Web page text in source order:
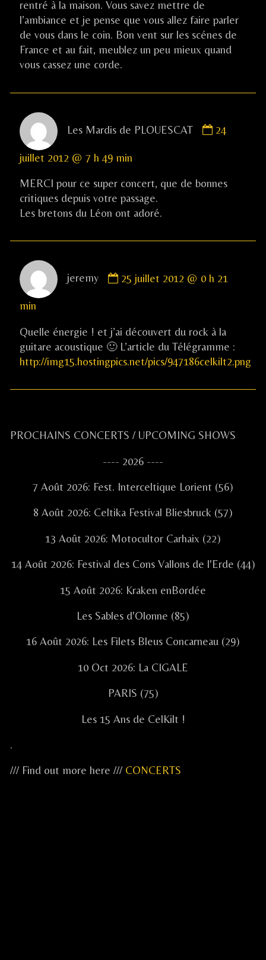
rentré à la maison. Vous savez mettre de
l’ambiance et je pense que vous allez faire parler
de vous dans le coin. Bon vent sur les scénes de
France et au fait, meublez un peu mieux quand
vous cassez une corde.
Les Mardis de PLOUESCAT
by
24
juillet 2012 @ 7 h 49 min
MERCI pour ce super concert, que de bonnes
critiques depuis votre passage.
Les bretons du Léon ont adoré.
jeremy
by
on
25 juillet 2012 @ 0 h 21
min
Quelle énergie ! et j’ai découvert du rock à la
guitare acoustique 🙂 L’article du Télégramme :
http://img15.hostingpics.net/pics/947186celkilt2.png
Primary
PROCHAINS CONCERTS / UPCOMING SHOWS
---- 2026 ----
7 Août 2026: Fest. Interceltique Lorient (56)
8 Août 2026: Celtika Festival Bliesbruck (57)
13 Août 2026: Motocultor Carhaix (22)
14 Août 2026: Festival des Cons Vallons de l'Erde (44)
15 Août 2026: Kraken enBordée
Les Sables d'Olonne (85)
16 Août 2026: Les Filets Bleus Concarneau (29)
10 Oct 2026: La CIGALE
PARIS (75)
Les 15 Ans de CelKilt !
.
/// Find out more here /// CONCERTS